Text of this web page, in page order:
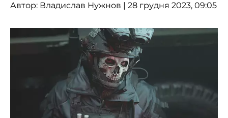
Автор: Владислав Нужнов | 28 грудня 2023, 09:05